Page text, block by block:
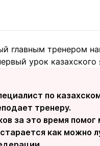
(700) 3 888 188
главным тренером
урок казахского
по
тренеру.
за это время
как можно